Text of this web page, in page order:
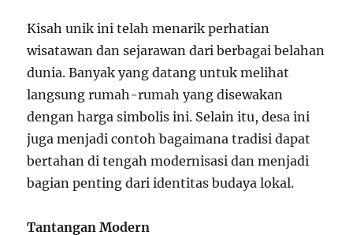
Kisah unik ini telah menarik perhatian
wisatawan dan sejarawan dari berbagai belahan
dunia. Banyak yang datang untuk melihat
langsung rumah-rumah yang disewakan
dengan harga simbolis ini. Selain itu, desa ini
juga menjadi contoh bagaimana tradisi dapat
bertahan di tengah modernisasi dan menjadi
bagian penting dari identitas budaya lokal.
Tantangan Modern